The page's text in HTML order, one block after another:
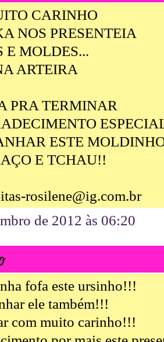
CARINHO
NOS PRESENTEIA
E MOLDES...
ARTEIRA
PRA TERMINAR
ESTE
E TCHAU!!
rosilene@ig.com.br
de 2012 às 06:20
fofa este ursinho!!!
ele também!!!
com muito carinho!!!